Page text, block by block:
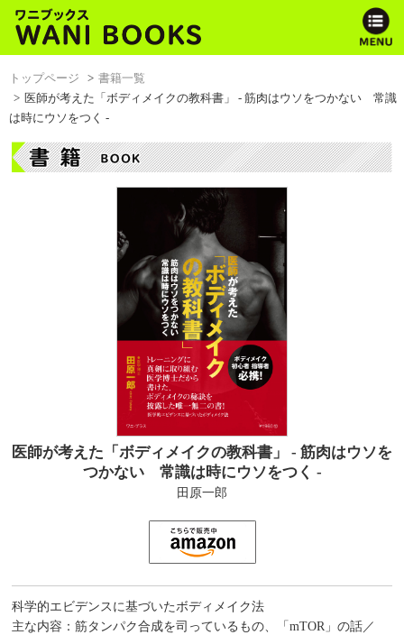
トップページ
書籍一覧
医師が考えた「ボディメイクの教科書」 - 筋肉はウソをつかない 常識
は時にウソをつく -
医師が考えた「ボディメイクの教科書」 - 筋肉はウソを
つかない 常識は時にウソをつく -
田原一郎
科学的エビデンスに基づいたボディメイク法
主な内容：筋タンパク合成を司っているもの、「mTOR」の話／